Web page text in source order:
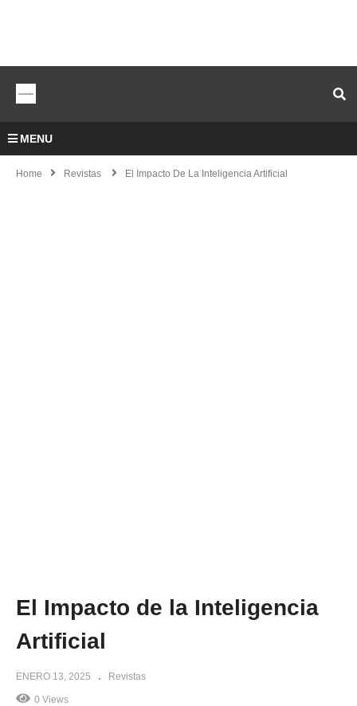
MENU
Home Revistas El Impacto De La Inteligencia Artificial
El Impacto de la Inteligencia
Artificial
ENERO 13, 2025 Revistas
0 Views